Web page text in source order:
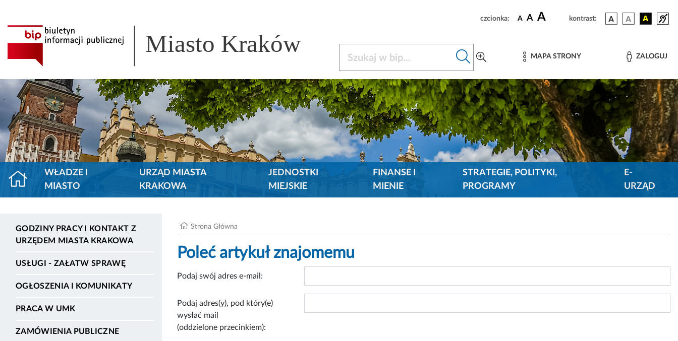
czcionka: A A A kontrast:
Miasto Kraków MAPA STRONY ZALOGUJ
WŁADZE I
MIASTO
URZĄD MIASTA
KRAKOWA
JEDNOSTKI
MIEJSKIE
FINANSE I
MIENIE
STRATEGIE, POLITYKI,
PROGRAMY
E-
URZĄD
GODZINY PRACY I KONTAKT Z
URZĘDEM MIASTA KRAKOWA
USŁUGI - ZAŁATW SPRAWĘ
OGŁOSZENIA I KOMUNIKATY
PRACA W UMK
ZAMÓWIENIA PUBLICZNE
Strona Główna
Poleć artykuł znajomemu
Podaj swój adres e-mail:
Podaj adres(y), pod który(e)
wysłać mail
(oddzielone przecinkiem):